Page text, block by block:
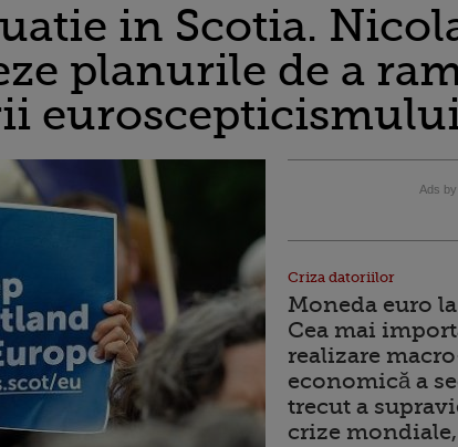
in Scotia.
planurile de a
Ads
Criza datoriilor
Moneda euro
Cea mai
realizare
economică a
trecut a
crize